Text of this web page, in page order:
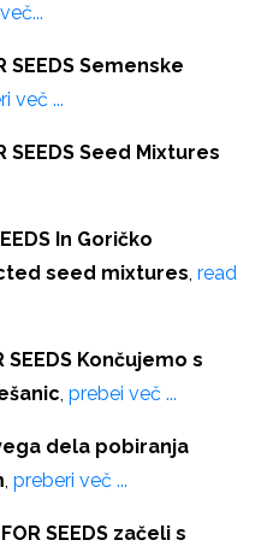
SEEDS Semenske
več ...
SEEDS Seed Mixtures
In Goričko
seed mixtures, read
SEEDS Končujemo s
, prebei več ...
dela pobiranja
, preberi več ...
SEEDS začeli s